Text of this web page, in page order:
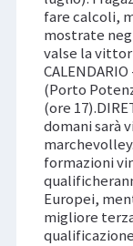
fare calcoli,
mostrate
valse la
(Porto
(ore
domani sarà
formazioni
Europei,
migliore